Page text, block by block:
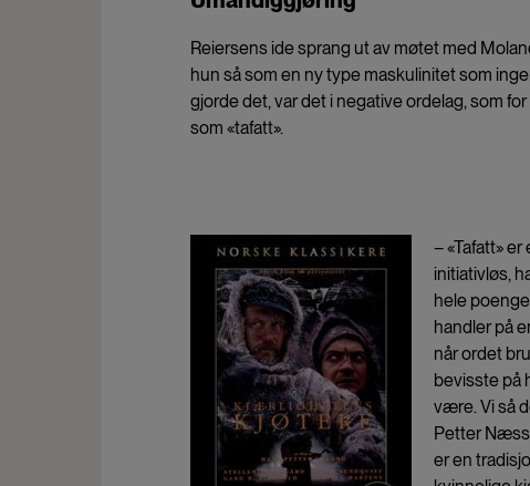
Reiersens ide sprang ut av møtet med
hun så som en ny type maskulinitet som
gjorde det, var det i negative ordelag, som
som «tafatt».
– «Tafatt»
initiativløs,
hele
handler på
når ordet
bevisste på
være. Vi så
Petter
er en